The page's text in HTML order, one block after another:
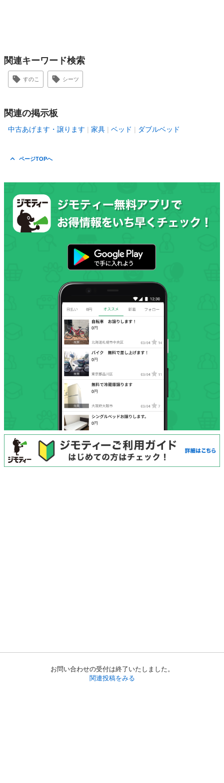
お問い合わせの受付は終了いたしました。
関連投稿をみる
関連キーワード検索
すのこ シーツ
関連の掲示板
中古あげます・譲ります 家具 ベッド ダブルベッド
ページTOPへ